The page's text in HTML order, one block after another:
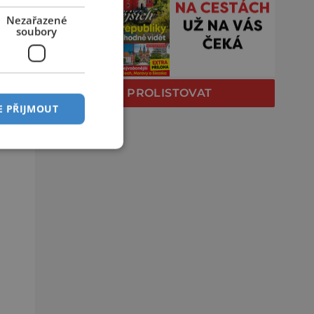
PROLISTOVAT
Nezařazené
soubory
PŘIJMOUT